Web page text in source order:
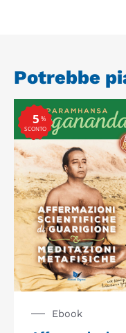
Potrebbe
Ebook
%
SCONTO
5